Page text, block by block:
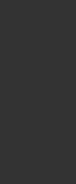
ist